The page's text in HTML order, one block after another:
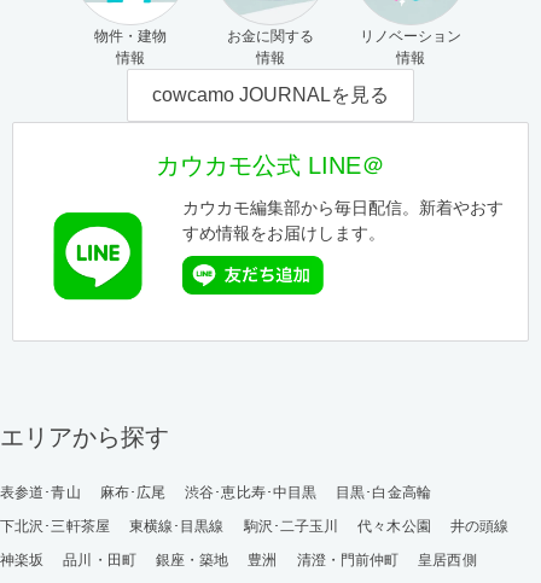
物件・建物
情報
お金に関する
情報
リノベーション
情報
cowcamo JOURNALを見る
カウカモ公式 LINE＠
カウカモ編集部から毎日配信。新着やおす
すめ情報をお届けします。
エリアから探す
表参道･青山 麻布･広尾 渋谷･恵比寿･中目黒
目黒･白金高輪
下北沢･三軒茶屋
東横線･目黒線 駒沢･二子玉川 代々木公園
井の頭線
神楽坂
品川・田町 銀座・築地 豊洲 清澄・門前仲町
皇居西側